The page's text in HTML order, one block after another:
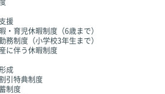
援
・育児休暇制度（6歳まで）
務制度（小学校3年生まで）
に伴う休暇制度
成
引特典制度
制度